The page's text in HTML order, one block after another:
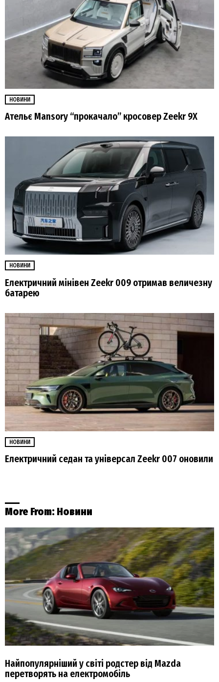
НОВИНИ
Ательє Mansory “прокачало” кросовер Zeekr 9X
НОВИНИ
Електричний мінівен Zeekr 009 отримав величезну
батарею
НОВИНИ
Електричний седан та універсал Zeekr 007 оновили
More From: Новини
Найпопулярніший у світі родстер від Mazda
перетворять на електромобіль